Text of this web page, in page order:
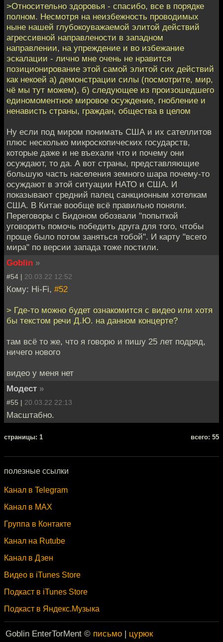
>Относительно здоровья - спасибо, все в порядке
полном. Несмотря на неизбежность проводимых
ныне нашей глубокоуважаемой элитой действий
агрессивной направлености в западном
направлении, на упреждение и во избежание
эскалации - лично мне очень не нравится
позиционирование этой самой элитой сих действий
как некоей а) демонстрации силы (посмотрите, мир,
чё мы тут можем), б) следующее из произошедшего
единомоментное мировое осуждение, гнобление и
ненависть страны, граждан, общества в целом
Ну если под миром понимать США и их сателлитов
плюс несколько микроскопических государств,
которые даже и не въехали что и почему они
осуждают, то да. А вот страны, представляющие
большую часть населения земного шара почему-то
осуждают в этой ситуации НАТО и США. И
показывают средний палец санкционным хотелкам
США. В Китае вообще всё правильно поняли.
Переговоры с Бидоном обозвали "попыткой
уговорить помочь победить друга для того, чтобы
проще было потом заняться тобой". И карту "всего
мира" по версии запада тоже постили.
Goblin »
#54 | 20.03.22 12:52
Кому: Hi-Fi, #52
> Где-то можно будет ознакомится с видео или хотя
бы текстом речи Д.Ю. на данном концерте?
там всё то же, что я говорю и пишу 25 лет подряд,
ничего нового
видео у меня нет
Модест »
#55 | 20.03.22 22:13
Масштабно.
cтраницы: 1 всего: 55
полезные ссылки
Канал в Telegram
Канал в MAX
Группа в Контакте
Канал на Rutube
Канал в Дзен
Видео в iTunes Store
Подкаст в iTunes Store
Подкаст в Яндекс.Музыка
Goblin EnterTorMent © письмо | цурюк